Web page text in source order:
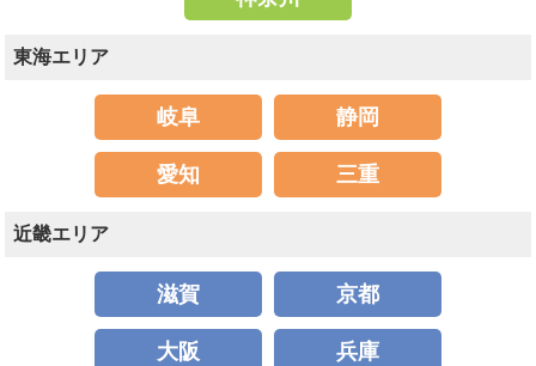
東海エリア
岐阜 静岡
愛知 三重
近畿エリア
滋賀 京都
大阪 兵庫